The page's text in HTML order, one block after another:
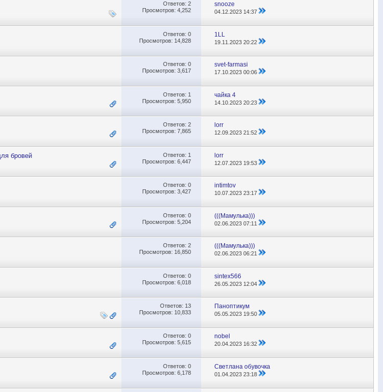
Ответов: 2
Просмотров: 4,252
snooze
04.12.2023 14:37
Ответов: 0
Просмотров: 14,828
1LL
19.11.202320:22
Ответов: 0
Просмотров: 3,617
svet-farmasi
17.10.202300:06
Ответов: 1
Просмотров: 5,950
чайка 4
14.10.202320:23
Ответов: 2
Просмотров: 7,865
lorr
12.09.202321:52
бровей Ответов: 1
Просмотров: 6,447
lorr
12.07.2023 19:53
Ответов: 0
Просмотров: 3,427
intimtov
10.07.202323:17
Ответов: 0
Просмотров: 5,204
(((Мамулька)))
02.06.202307:11
Ответов: 2
Просмотров: 16,850
(((Мамулька)))
02.06.202306:21
Ответов: 0
Просмотров: 6,018
sintex566
26.05.2023 12:04
Ответов: 13
Просмотров: 10,833
Паноптикум
05.05.2023 19:50
Ответов: 0
Просмотров: 5,615
nobel
20.04.202316:32
Ответов: 0
Просмотров: 6,178
Светлана обувочка
01.04.202323:18